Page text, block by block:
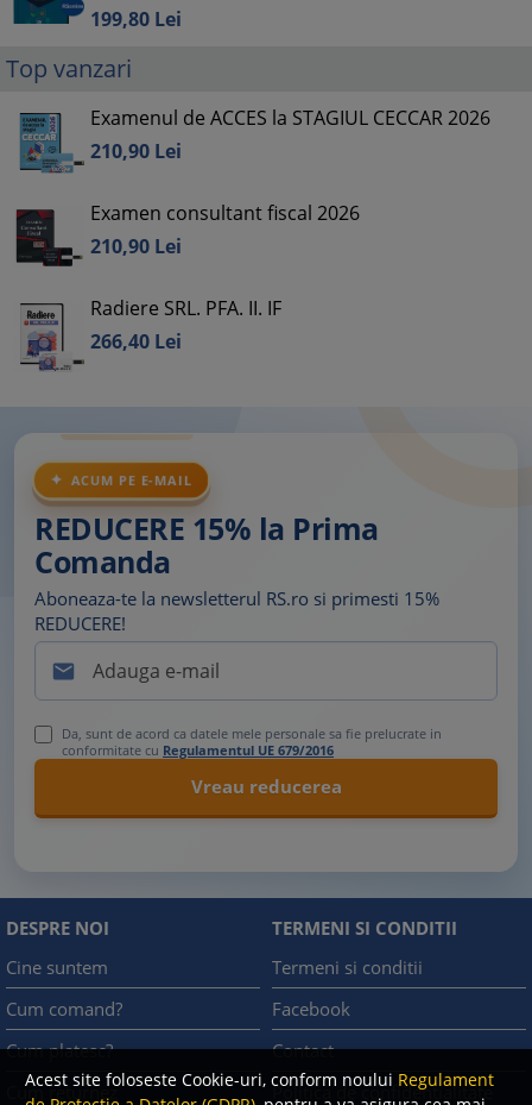
Acest site foloseste Cookie-uri, conform noului Regulament
199,80 Lei
Top vanzari
Examenul de ACCES la STAGIUL CECCAR 2026
210,90 Lei
Examen consultant fiscal 2026
210,90 Lei
Radiere SRL. PFA. II. IF
266,40 Lei
ACUM PE E-MAIL
REDUCERE 15% la Prima
Comanda
Aboneaza-te la newsletterul RS.ro si primesti 15%
REDUCERE!

Da, sunt de acord ca datele mele personale sa fie prelucrate in
conformitate cu Regulamentul UE 679/2016
DESPRE NOI
Cine suntem
Cum comand?
Cum platesc?
Cum returnez
TERMENI SI CONDITII
Termeni si conditii
Facebook
Contact
Politica de confidentialitate